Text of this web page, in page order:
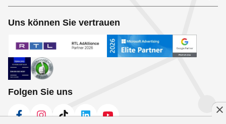
Uns können Sie vertrauen
Folgen Sie uns